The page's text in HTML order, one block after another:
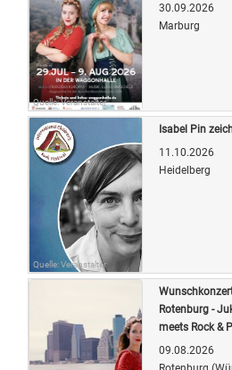
Quelle: Veranstalter
30.09.2026
Marburg
Quelle: Veranstalter
Isabel Pin
11.10.2026
Heidelberg
Rotenburg -
meets Rock &
09.08.2026